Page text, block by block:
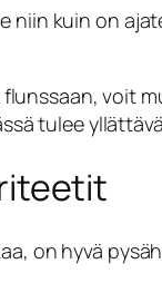
niin kuin on
voit
tulee
on hyvä